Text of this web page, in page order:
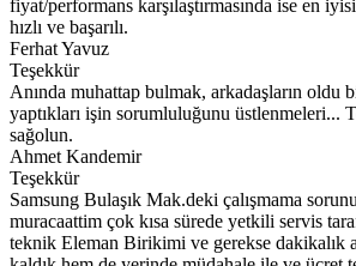
fiyat/performans karşılaştırmasında ise en
hızlı ve başarılı.
Ferhat Yavuz
Teşekkür
Anında muhattap bulmak, arkadaşların oldu
yaptıkları işin sorumluluğunu üstlenmeleri...
sağolun.
Ahmet Kandemir
Teşekkür
Samsung Bulaşık Mak.deki çalışmama
muracaattim çok kısa sürede yetkili servis
teknik Eleman Birikimi ve gerekse dakikalık